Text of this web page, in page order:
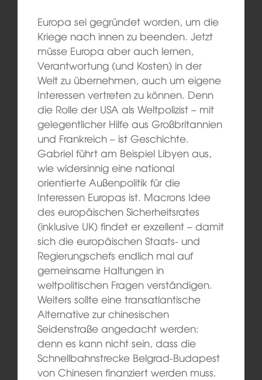
Europa sei gegründet worden, um die
Kriege nach innen zu beenden. Jetzt
müsse Europa aber auch lernen,
Verantwortung (und Kosten) in der
Welt zu übernehmen, auch um eigene
Interessen vertreten zu können. Denn
die Rolle der USA als Weltpolizist – mit
gelegentlicher Hilfe aus Großbritannien
und Frankreich – ist Geschichte.
Gabriel führt am Beispiel Libyen aus,
wie widersinnig eine national
orientierte Außenpolitik für die
Interessen Europas ist. Macrons Idee
des europäischen Sicherheitsrates
(inklusive UK) findet er exzellent – damit
sich die europäischen Staats- und
Regierungschefs endlich mal auf
gemeinsame Haltungen in
weltpolitischen Fragen verständigen.
Weiters sollte eine transatlantische
Alternative zur chinesischen
Seidenstraße angedacht werden:
denn es kann nicht sein, dass die
Schnellbahnstrecke Belgrad-Budapest
von Chinesen finanziert werden muss.